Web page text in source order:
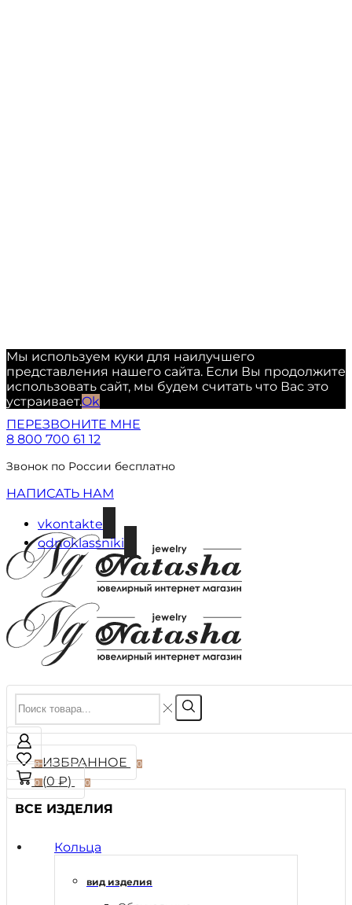
Мы используем куки для наилучшего
представления нашего сайта. Если Вы продолжите
использовать сайт, мы будем считать что Вас это
устраивает.Ok
ПЕРЕЗВОНИТЕ МНЕ
8 800 700 61 12
Звонок по России бесплатно
НАПИСАТЬ НАМ
vkontakte
odnoklassniki
0ИЗБРАННОЕ 0
0(0₽) 0
ВСЕ ИЗДЕЛИЯ
Кольца
вид изделия